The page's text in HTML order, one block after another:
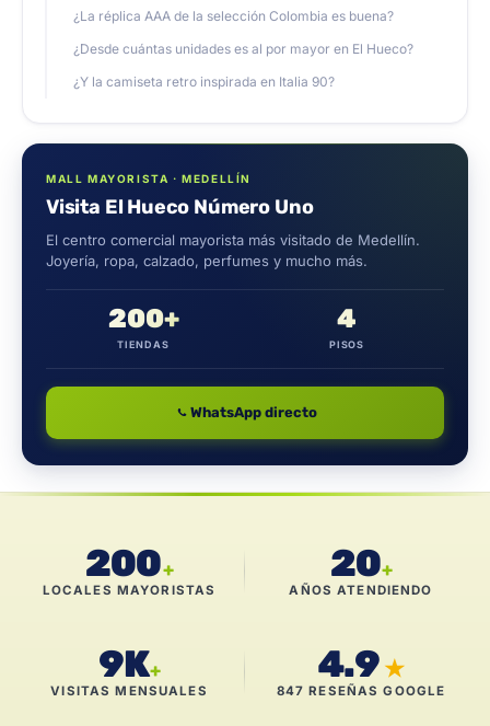
¿La réplica AAA de la selección Colombia es buena?
¿Desde cuántas unidades es al por mayor en El Hueco?
¿Y la camiseta retro inspirada en Italia 90?
MALL MAYORISTA · MEDELLÍN
Visita El Hueco Número Uno
El centro comercial mayorista más visitado de Medellín.
Joyería, ropa, calzado, perfumes y mucho más.
200+
TIENDAS
4
PISOS
WhatsApp directo
200+
LOCALES MAYORISTAS
20+
AÑOS ATENDIENDO
9K+
VISITAS MENSUALES
4.9 ★
847 RESEÑAS GOOGLE